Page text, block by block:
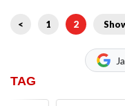
< 1 2
TAG